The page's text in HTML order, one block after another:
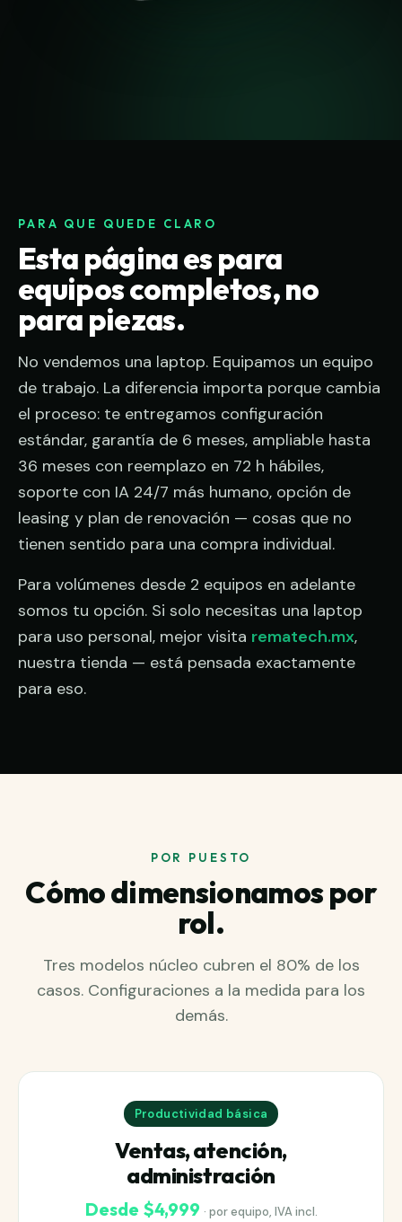
PARA QUE QUEDE CLARO
Esta página es para
equipos completos, no
para piezas.
No vendemos una laptop. Equipamos un equipo
de trabajo. La diferencia importa porque cambia
el proceso: te entregamos configuración
estándar, garantía de 6 meses, ampliable hasta
36 meses con reemplazo en 72 h hábiles,
soporte con IA 24/7 más humano, opción de
leasing y plan de renovación — cosas que no
tienen sentido para una compra individual.
Para volúmenes desde 2 equipos en adelante
somos tu opción. Si solo necesitas una laptop
para uso personal, mejor visita rematech.mx,
nuestra tienda — está pensada exactamente
para eso.
POR PUESTO
Cómo dimensionamos por
rol.
Tres modelos núcleo cubren el 80% de los
casos. Configuraciones a la medida para los
demás.
Productividad básica
Ventas, atención,
administración
Desde $4,999 · por equipo, IVA incl.